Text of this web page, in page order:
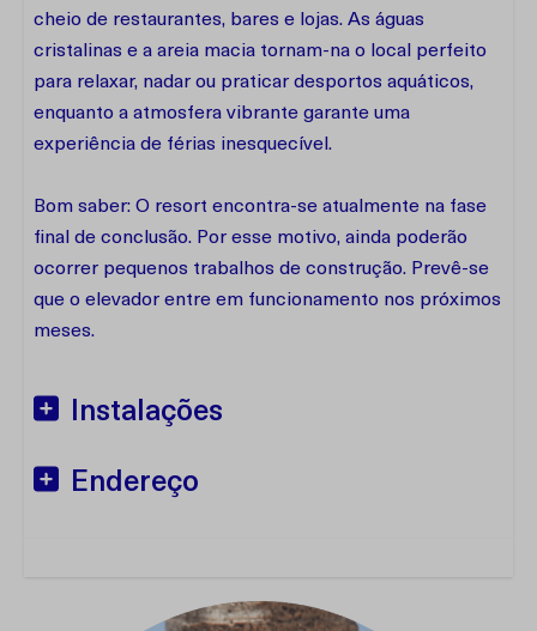
cheio de restaurantes, bares e lojas. As águas
cristalinas e a areia macia tornam-na o local perfeito
para relaxar, nadar ou praticar desportos aquáticos,
enquanto a atmosfera vibrante garante uma
experiência de férias inesquecível.
Bom saber: O resort encontra-se atualmente na fase
final de conclusão. Por esse motivo, ainda poderão
ocorrer pequenos trabalhos de construção. Prevê-se
que o elevador entre em funcionamento nos próximos
meses.
Instalações
Endereço